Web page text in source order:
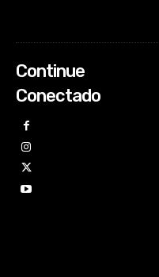
Continue
Conectado